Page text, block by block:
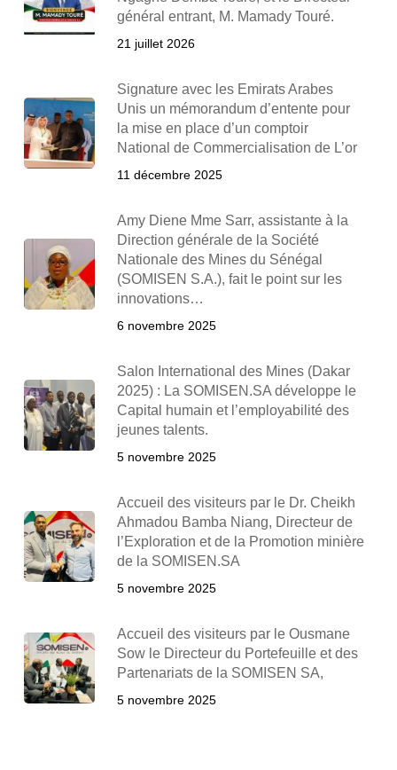
général entrant, M. Mamady Touré.
21 juillet 2026
Signature avec les Emirats Arabes
Unis un mémorandum d’entente pour
la mise en place d’un comptoir
National de Commercialisation de L’or
11 décembre 2025
Amy Diene Mme Sarr, assistante à la
Direction générale de la Société
Nationale des Mines du Sénégal
(SOMISEN S.A.), fait le point sur les
innovations…
6 novembre 2025
Salon International des Mines (Dakar
2025) : La SOMISEN.SA développe le
Capital humain et l’employabilité des
jeunes talents.
5 novembre 2025
Accueil des visiteurs par le Dr. Cheikh
Ahmadou Bamba Niang, Directeur de
l’Exploration et de la Promotion minière
de la SOMISEN.SA
5 novembre 2025
Accueil des visiteurs par le Ousmane
Sow le Directeur du Portefeuille et des
Partenariats de la SOMISEN SA,
5 novembre 2025